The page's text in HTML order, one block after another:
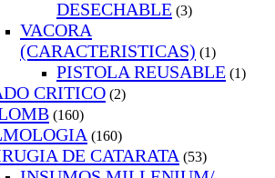
DESECHABLE (3)
VACORA
(CARACTERISTICAS) (1)
PISTOLA REUSABLE (1)
CRITICO (2)
(160)
(160)
DE CATARATA (53)